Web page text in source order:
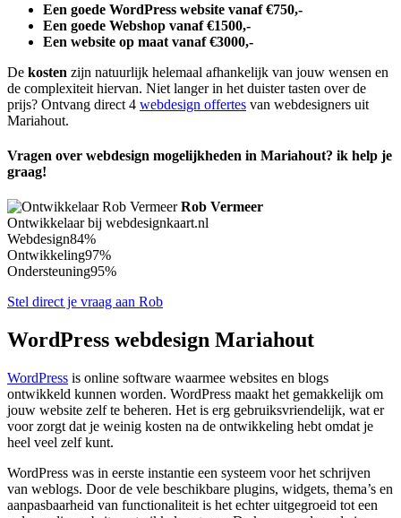
Een goede WordPress website vanaf €750,-
Een goede Webshop vanaf €1500,-
Een website op maat vanaf €3000,-
De kosten zijn natuurlijk helemaal afhankelijk van jouw wensen en
de complexiteit hiervan. Niet langer in het duister tasten over de
prijs? Ontvang direct 4 webdesign offertes van webdesigners uit
Mariahout.
Vragen over webdesign mogelijkheden in Mariahout? ik help je
graag!
Rob Vermeer
Ontwikkelaar bij webdesignkaart.nl
Webdesign84%
Ontwikkeling97%
Ondersteuning95%
Stel direct je vraag aan Rob
WordPress webdesign Mariahout
WordPress is online software waarmee websites en blogs
ontwikkeld kunnen worden. WordPress maakt het gemakkelijk om
jouw website zelf te beheren. Het is erg gebruiksvriendelijk, wat er
voor zorgt dat je weinig kosten na de ontwikkeling hebt omdat je
heel veel zelf kunt.
WordPress was in eerste instantie een systeem voor het schrijven
van weblogs. Door de vele beschikbare plugins, widgets, thema’s en
aanpasbaarheid van functionaliteit is het echter uitgegroeid tot een